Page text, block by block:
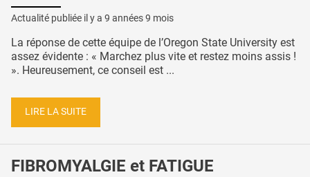
Actualité publiée il y a 9 années 9 mois
La réponse de cette équipe de l’Oregon State University est
assez évidente : « Marchez plus vite et restez moins assis !
». Heureusement, ce conseil est ...
LIRE LA SUITE
FIBROMYALGIE et FATIGUE